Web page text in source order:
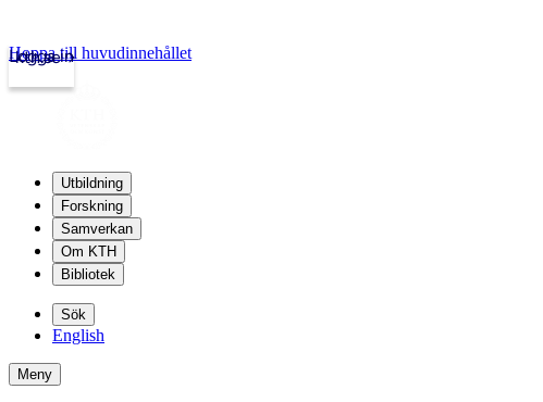
kth.se
Logga in
Hoppa till huvudinnehållet
Utbildning
Forskning
Samverkan
Om KTH
Bibliotek
Sök
English
Meny